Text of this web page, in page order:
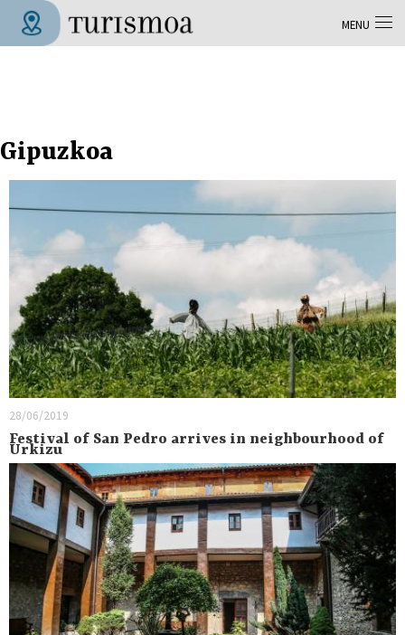
Aller au contenu principal
Gipuzkoa
28/06/2019
Festival of San Pedro arrives in neighbourhood of
Urkizu
MENU